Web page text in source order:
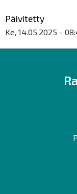
Päivitetty
Ke, 14.05.2025 -